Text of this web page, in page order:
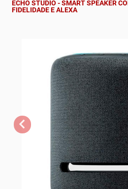
ECHO STUDIO - SMART SPEAKER
FIDELIDADE E ALEXA